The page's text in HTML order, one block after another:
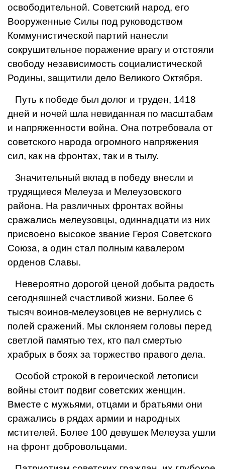
освободительной. Советский народ, его
Вооруженные Силы под руководством
Коммунистической партий нанесли
сокрушительное поражение врагу и отстояли
свободу независимость социалистической
Родины, защитили дело Великого Октября.
Путь к победе был долог и труден, 1418
дней и ночей шла невиданная по масштабам
и напряженности война. Она потребовала от
советского народа огромного напряжения
сил, как на фронтах, так и в тылу.
Значительный вклад в победу внесли и
трудящиеся Мелеуза и Мелеузовского
района. На различных фронтах войны
сражались мелеузовцы, одиннадцати из них
присвоено высокое звание Героя Советского
Союза, а один стал полным кавалером
орденов Славы.
Невероятно дорогой ценой добыта радость
сегодняшней счастливой жизни. Более 6
тысяч воинов-мелеузовцев не вернулись с
полей сражений. Мы склоняем головы перед
светлой памятью тех, кто пал смертью
храбрых в боях за торжество правого дела.
Особой строкой в героической летописи
войны стоит подвиг советских женщин.
Вместе с мужьями, отцами и братьями они
сражались в рядах армии и народных
мстителей. Более 100 девушек Мелеуза ушли
на фронт добровольцами.